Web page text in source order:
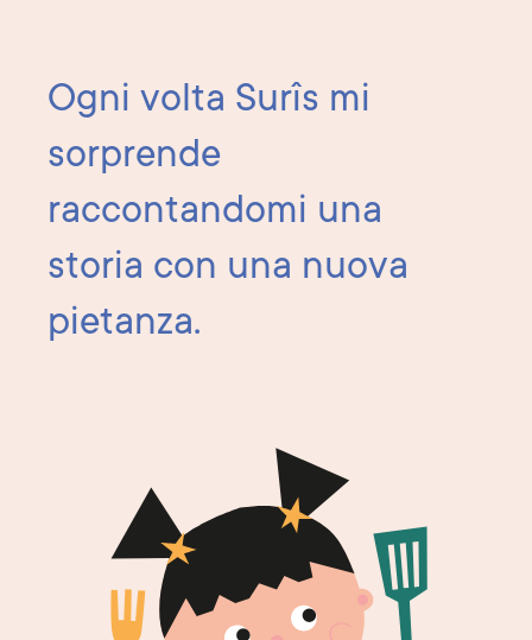
Ogni volta Surîs mi
sorprende
raccontandomi una
storia con una nuova
pietanza.